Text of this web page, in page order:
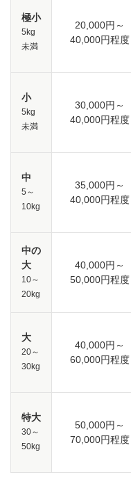
極小
5kg
未満
20,000円～
40,000円程度
小
5kg
未満
30,000円～
40,000円程度
中
5～
10kg
35,000円～
40,000円程度
中の
大
10～
20kg
40,000円～
50,000円程度
大
20～
30kg
40,000円～
60,000円程度
特大
30～
50kg
50,000円～
70,000円程度